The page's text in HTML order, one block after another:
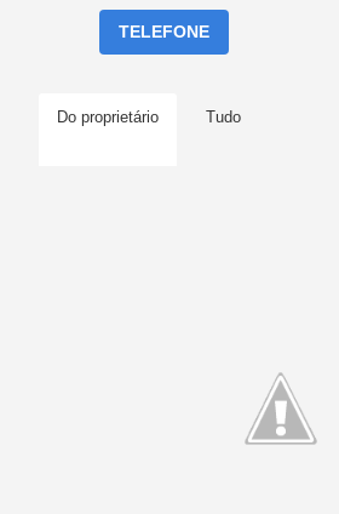
TELEFONE
Do proprietário Tudo